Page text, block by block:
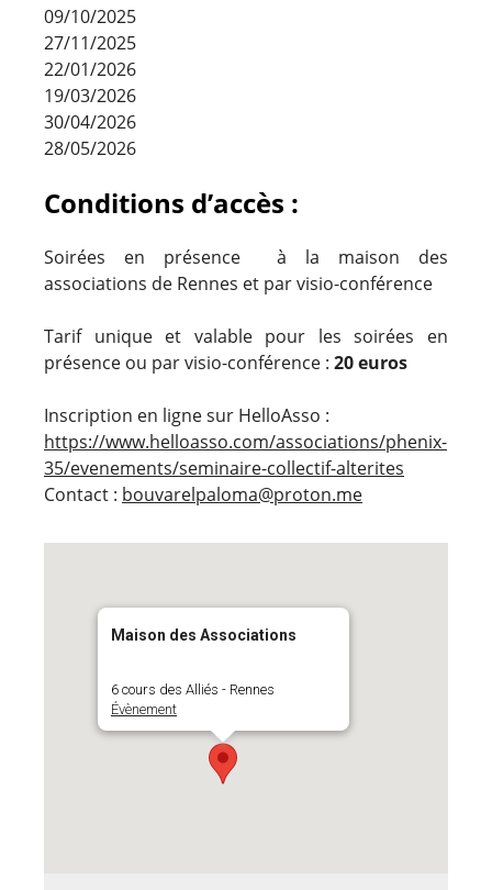
09/10/2025
27/11/2025
22/01/2026
19/03/2026
30/04/2026
28/05/2026
Conditions d’accès :
Soirées en présence à la maison des
associations de Rennes et par visio-conférence
Tarif unique et valable pour les soirées en
présence ou par visio-conférence : 20 euros
Inscription en ligne sur HelloAsso :
https://www.helloasso.com/associations/phenix-
35/evenements/seminaire-collectif-alterites
Contact : bouvarelpaloma@proton.me
Maison des Associations
6 cours des Alliés - Rennes
Évènement